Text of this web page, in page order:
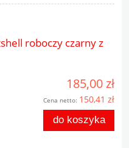
roboczy czarny z
185,00 zł
Cena netto: 150,41 zł
do koszyka